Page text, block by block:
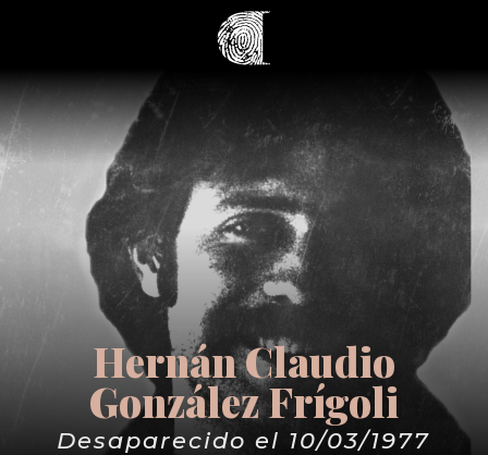
Hernán Claudio
González Frígoli
Desaparecido el 10/03/1977